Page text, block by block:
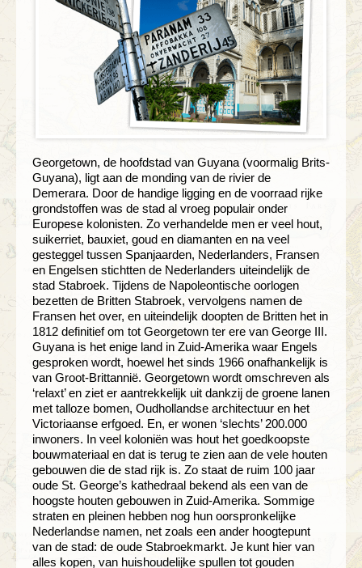
Georgetown, de hoofdstad van Guyana (voormalig Brits-
Guyana), ligt aan de monding van de rivier de
Demerara. Door de handige ligging en de voorraad rijke
grondstoffen was de stad al vroeg populair onder
Europese kolonisten. Zo verhandelde men er veel hout,
suikerriet, bauxiet, goud en diamanten en na veel
gesteggel tussen Spanjaarden, Nederlanders, Fransen
en Engelsen stichtten de Nederlanders uiteindelijk de
stad Stabroek. Tijdens de Napoleontische oorlogen
bezetten de Britten Stabroek, vervolgens namen de
Fransen het over, en uiteindelijk doopten de Britten het in
1812 definitief om tot Georgetown ter ere van George III.
Guyana is het enige land in Zuid-Amerika waar Engels
gesproken wordt, hoewel het sinds 1966 onafhankelijk is
van Groot-Brittannië. Georgetown wordt omschreven als
‘relaxt’ en ziet er aantrekkelijk uit dankzij de groene lanen
met talloze bomen, Oudhollandse architectuur en het
Victoriaanse erfgoed. En, er wonen ‘slechts’ 200.000
inwoners. In veel koloniën was hout het goedkoopste
bouwmateriaal en dat is terug te zien aan de vele houten
gebouwen die de stad rijk is. Zo staat de ruim 100 jaar
oude St. George’s kathedraal bekend als een van de
hoogste houten gebouwen in Zuid-Amerika. Sommige
straten en pleinen hebben nog hun oorspronkelijke
Nederlandse namen, net zoals een ander hoogtepunt
van de stad: de oude Stabroekmarkt. Je kunt hier van
alles kopen, van huishoudelijke spullen tot gouden